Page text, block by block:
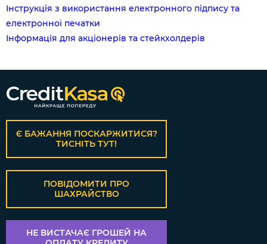
Інструкція з використання електронного підпису та
електронної печатки
Інформація для акціонерів та стейкхолдерів
Є БАЖАННЯ ПОСКАРЖИТИСЯ?
ТИСНІТЬ ТУТ!
ПОВІДОМИТИ ПРО
ШАХРАЙСТВО
НЕ ВИСТАЧАЄ ГРОШЕЙ НА